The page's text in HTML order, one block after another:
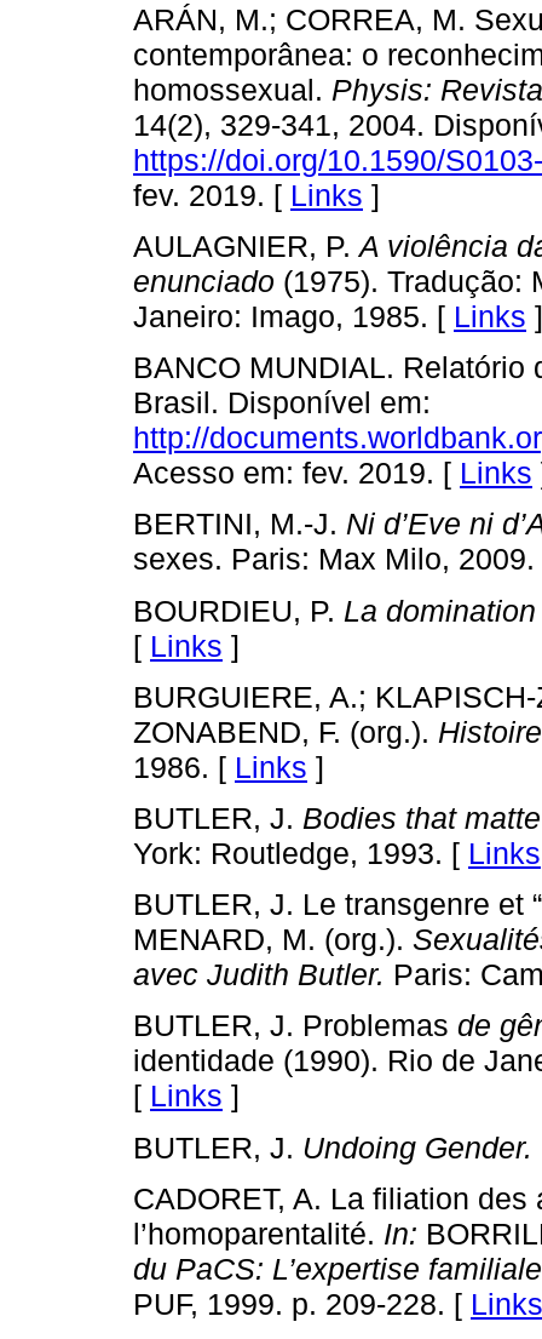
ARÁN, M.; CORREA, M.
contemporânea: o
homossexual. Physis:
14(2), 329-341, 2004.
https://doi.org/10.1590/
fev. 2019. [ Links ]
AULAGNIER, P.A violência
enunciado (1975). Tradução:
Janeiro: Imago, 1985. [ Links ]
BANCO MUNDIAL. Relatório
Brasil. Disponível em:
http://
Acesso em: fev. 2019. [ Links
BERTINI, M.-J. Ni d’Eve ni
sexes. Paris: Max Milo,
BOURDIEU, P. La
[ Links ]
BURGUIERE, A.;
ZONABEND, F. (org.).
1986. [ Links ]
BUTLER, J. Bodies that
York: Routledge, 1993. [ Links
BUTLER, J. Le transgenre et
MENARD, M. (org.).
avec Judith Butler. Paris:
BUTLER, J. Problemas de
identidade (1990). Rio de
[ Links ]
BUTLER, J. Undoing Gender.
CADORET, A. La filiation
l’homoparentalité. In:
du PaCS: L’expertise
PUF, 1999. p. 209-228. [ Links